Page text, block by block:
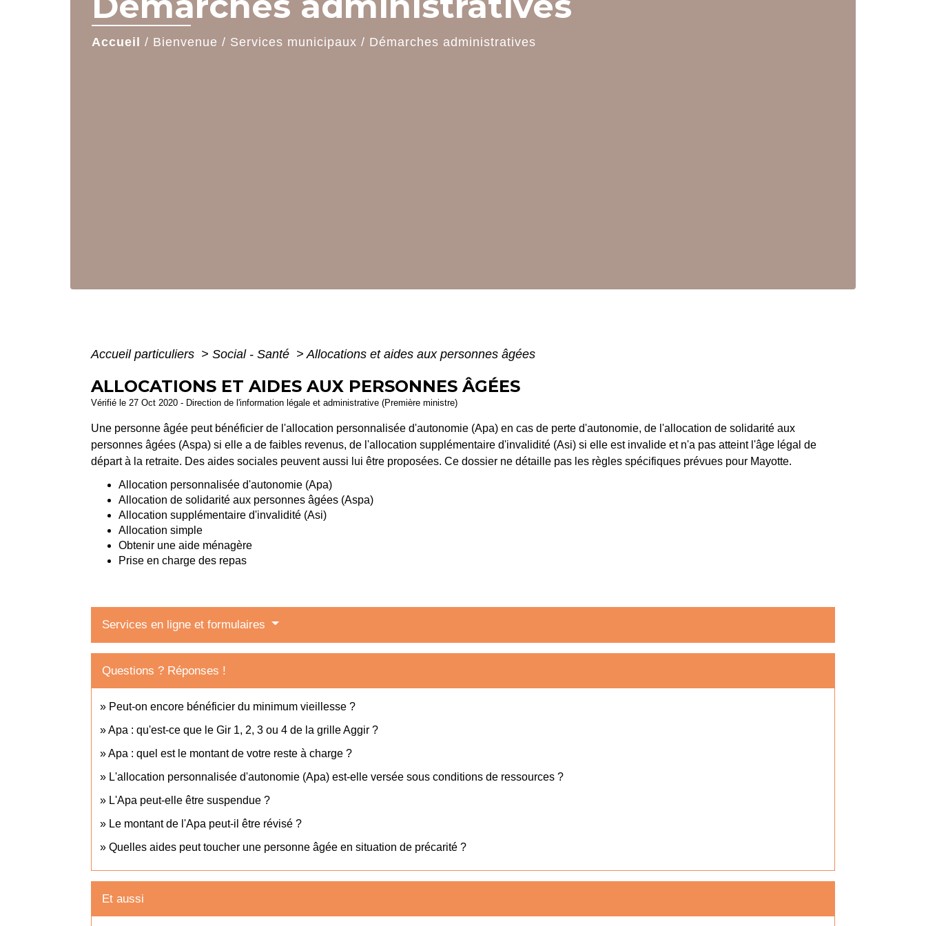
Accueil / Bienvenue / Services municipaux / Démarches administratives
Accueil particuliers > Social - Santé > Allocations et aides aux personnes âgées
ALLOCATIONS ET AIDES AUX PERSONNES ÂGÉES
Vérifié le 27 Oct 2020 - Direction de l'information légale et administrative (Première ministre)
Une personne âgée peut bénéficier de l'allocation personnalisée d'autonomie (Apa) en cas de perte d'autonomie, de l'allocation de solidarité aux
personnes âgées (Aspa) si elle a de faibles revenus, de l'allocation supplémentaire d'invalidité (Asi) si elle est invalide et n'a pas atteint l'âge légal de
départ à la retraite. Des aides sociales peuvent aussi lui être proposées. Ce dossier ne détaille pas les règles spécifiques prévues pour Mayotte.
Allocation personnalisée d'autonomie (Apa)
Allocation de solidarité aux personnes âgées (Aspa)
Allocation supplémentaire d'invalidité (Asi)
Allocation simple
Obtenir une aide ménagère
Prise en charge des repas
Services en ligne et formulaires
Questions ? Réponses !
Peut-on encore bénéficier du minimum vieillesse ?
Apa : qu'est-ce que le Gir 1, 2, 3 ou 4 de la grille Aggir ?
Apa : quel est le montant de votre reste à charge ?
L'allocation personnalisée d'autonomie (Apa) est-elle versée sous conditions de ressources ?
L'Apa peut-elle être suspendue ?
Le montant de l'Apa peut-il être révisé ?
Quelles aides peut toucher une personne âgée en situation de précarité ?
Et aussi